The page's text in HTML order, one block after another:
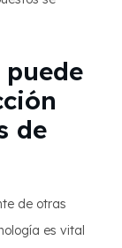
de
de otras
es vital